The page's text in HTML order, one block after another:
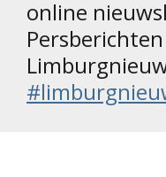
online